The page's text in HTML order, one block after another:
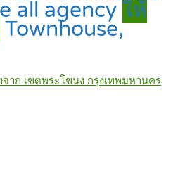
all agency ให้
Townhouse,
าก เขตพระโขนง กรุงเทพมหานคร